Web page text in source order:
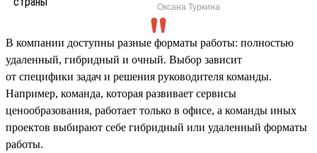
Оксана Туркина
В компании доступны разные форматы работы: полностью
удаленный, гибридный и очный. Выбор зависит
от специфики задач и решения руководителя команды.
Например, команда, которая развивает сервисы
ценообразования, работает только в офисе, а команды иных
проектов выбирают себе гибридный или удаленный форматы
работы.